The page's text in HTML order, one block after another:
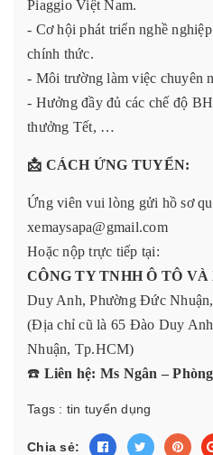
Piaggio Việt Nam.
- Cơ hội phát triển nghề
chính thức.
- Môi trường làm việc chuyên
- Hưởng đầy đủ các chế độ
thưởng Tết, …
📩 CÁCH ỨNG TUYỂN:
Ứng viên vui lòng gửi hồ sơ
xemaysapa@gmail.com
Hoặc nộp trực tiếp tại:
CÔNG TY TNHH Ô TÔ VÀ
Duy Anh, Phường Đức
(Địa chỉ cũ là 65 Đào Duy
Nhuận, Tp.HCM)
☎️ Liên hệ: Ms Ngân –
Tags : tin tuyển dụng
Chia sẻ: